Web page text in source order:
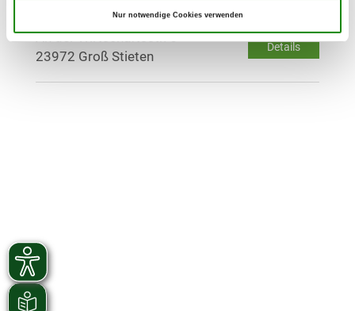
Nur notwendige Cookies verwenden
OG - Wismar-Umland e.V.
Details
An der Wirtschaftsstr. 5
23972 Groß Stieten